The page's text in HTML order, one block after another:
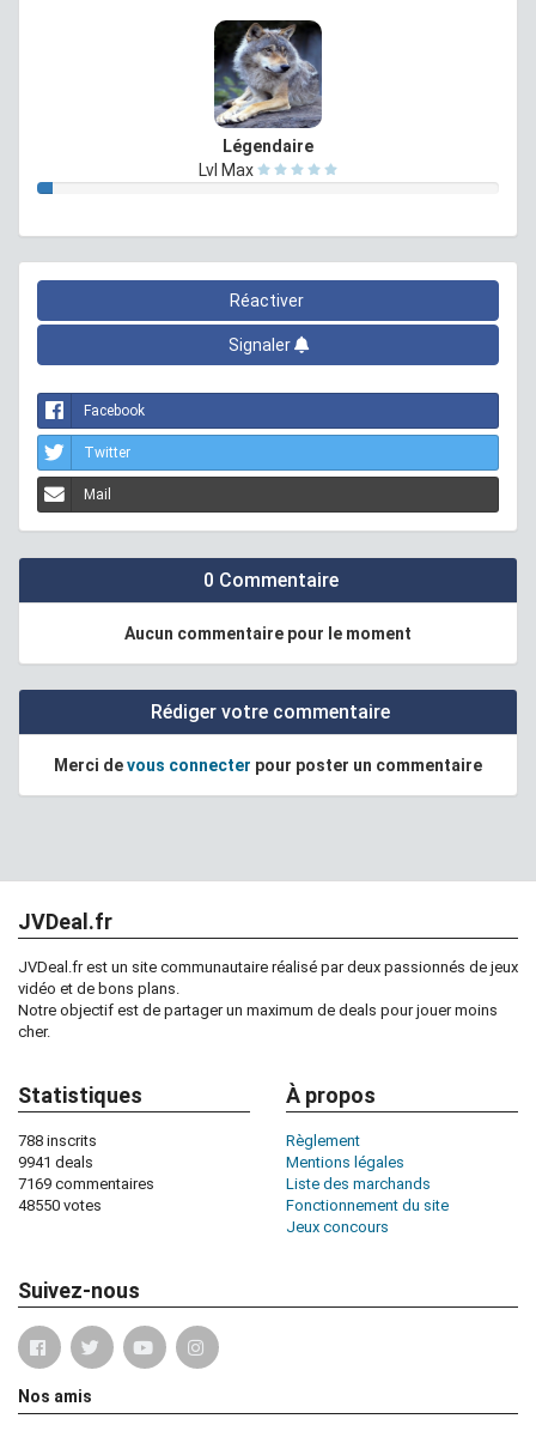
Légendaire
Lvl Max
Réactiver
Signaler
Facebook
Twitter
Mail
0 Commentaire
Aucun commentaire pour le moment
Rédiger votre commentaire
Merci devous connecter pour poster un commentaire
JVDeal.fr
JVDeal.fr est un site communautaire réalisé par deux passionnés de jeux
vidéo et de bons plans.
Notre objectif est de partager un maximum de deals pour jouer moins
cher.
Statistiques
788 inscrits
9941 deals
7169 commentaires
48550 votes
À propos
Règlement
Mentions légales
Liste des marchands
Fonctionnement du site
Jeux concours
Suivez-nous
Nos amis